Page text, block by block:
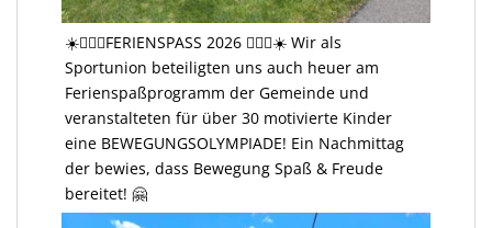
☀️🤸🏻‍♂️FERIENSPASS 2026 🤸🏻‍♂️☀️ Wir als
Sportunion beteiligten uns auch heuer am
Ferienspaßprogramm der Gemeinde und
veranstalteten für über 30 motivierte Kinder
eine BEWEGUNGSOLYMPIADE! Ein Nachmittag
der bewies, dass Bewegung Spaß & Freude
bereitet! 🤗